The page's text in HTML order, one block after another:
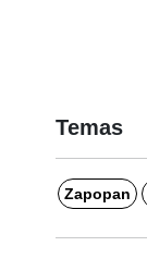
Temas
Zapopan